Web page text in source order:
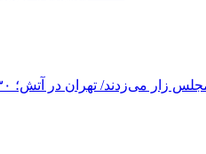
آتش؛ ۳۰ تیر ۱۳۳۱ میدان بهارستان چه خبر بود؟